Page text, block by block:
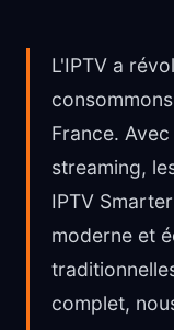
L'IPTV a
France.
streaming,
IPTV
moderne et
complet,